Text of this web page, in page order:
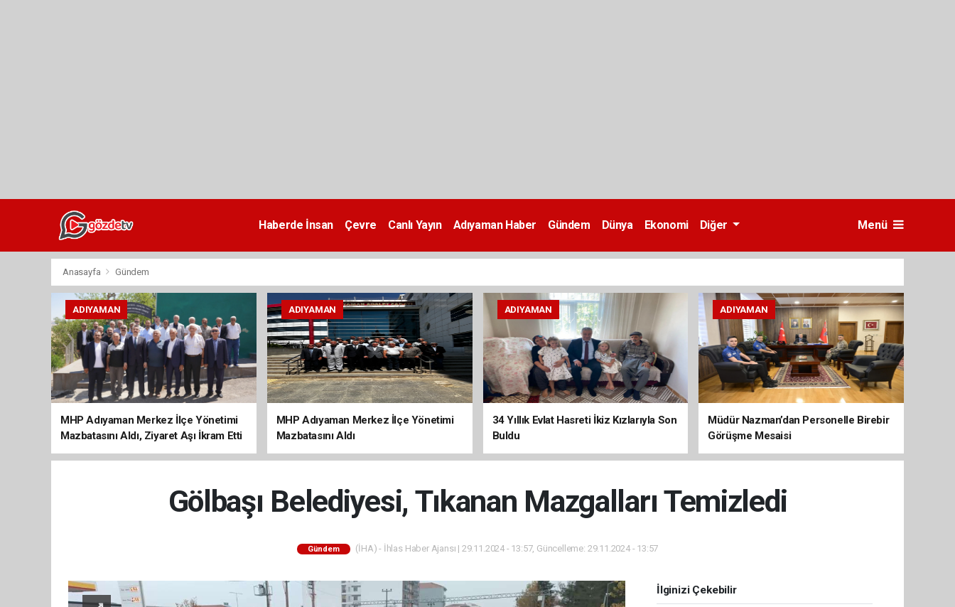
Haberde İnsan Çevre Canlı Yayın Adıyaman Haber Gündem Dünya Ekonomi Diğer Menü
Anasayfa Gündem
ADIYAMAN
MHP Adıyaman Merkez İlçe Yönetimi
Mazbatasını Aldı, Ziyaret Aşı İkram Etti
ADIYAMAN
MHP Adıyaman Merkez İlçe Yönetimi
Mazbatasını Aldı
ADIYAMAN
34 Yıllık Evlat Hasreti İkiz Kızlarıyla Son
Buldu
ADIYAMAN
Müdür Nazman’dan Personelle Birebir
Görüşme Mesaisi
Gölbaşı Belediyesi, Tıkanan Mazgalları Temizledi
Gündem (İHA) - İhlas Haber Ajansı | 29.11.2024 - 13:57, Güncelleme: 29.11.2024 - 13:57
İlginizi Çekebilir